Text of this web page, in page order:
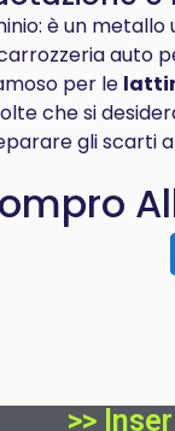
è un
per le
che si
gli scarti
>>